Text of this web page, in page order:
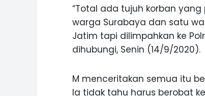
“Total ada tujuh korban
warga Surabaya dan satu
Jatim tapi dilimpahkan ke
dihubungi, Senin (14/9/2020).
M menceritakan semua itu
Ia tidak tahu harus berobat